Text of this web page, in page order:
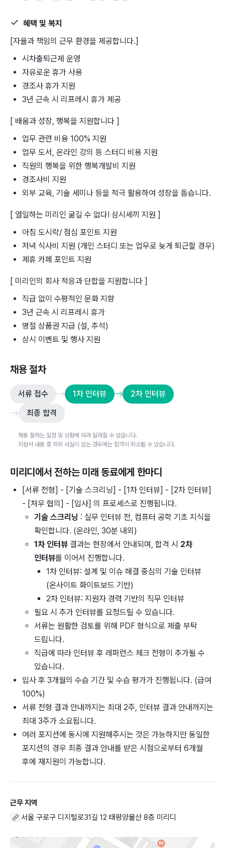
혜택 및 복지
[자율과 책임의 근무 환경을 제공합니다.]
시차출퇴근제 운영
자유로운 휴가 사용
경조사 휴가 지원
3년 근속 시 리프레시 휴가 제공
[ 배움과 성장, 행복을 지원합니다 ]
업무 관련 비용 100% 지원
업무 도서, 온라인 강의 등 스터디 비용 지원
직원의 행복을 위한 행복개발비 지원
경조사비 지원
외부 교육, 기술 세미나 등을 적극 활용하여 성장을 돕습니다.
[ 열일하는 미리인 굶길 수 없다! 삼시세끼 지원 ]
아침 도시락/ 점심 포인트 지원
저녁 식사비 지원 (개인 스터디 또는 업무로 늦게 퇴근할 경우)
제휴 카페 포인트 지원
[ 미리인의 회사 적응과 단합을 지원합니다 ]
직급 없이 수평적인 문화 지향
3년 근속 시 리프레시 휴가
명절 상품권 지급 (설, 추석)
상시 이벤트 및 행사 지원
채용 절차
서류 접수 1차 인터뷰
2차 인터뷰
최종 합격
채용 절차는 일정 및 상황에 따라 달라질 수 있습니다.
지원서 내용 중 허위 사실이 있는 경우에는 합격이 취소될 수 있습니다.
미리디에서 전하는 미래 동료에게 한마디
[서류 전형] - [기술 스크리닝] - [1차 인터뷰] - [2차 인터뷰]
- [처우 협의] - [입사] 의 프로세스로 진행됩니다.
기술 스크리닝 : 실무 인터뷰 전, 컴퓨터 공학 기초 지식을
확인합니다. (온라인, 30분 내외)
1차 인터뷰 결과는 현장에서 안내되며, 합격 시 2차
인터뷰를 이어서 진행합니다.
1차 인터뷰: 설계 및 이슈 해결 중심의 기술 인터뷰
(온사이트 화이트보드 기반)
2차 인터뷰: 지원자 경력 기반의 직무 인터뷰
필요 시 추가 인터뷰를 요청드릴 수 있습니다.
서류는 원활한 검토를 위해 PDF 형식으로 제출 부탁
드립니다.
직급에 따라 인터뷰 후 레퍼런스 체크 전형이 추가될 수
있습니다.
입사 후 3개월의 수습 기간 및 수습 평가가 진행됩니다. (급여
100%)
서류 전형 결과 안내까지는 최대 2주, 인터뷰 결과 안내까지는
최대 3주가 소요됩니다.
여러 포지션에 동시에 지원해주시는 것은 가능하지만 동일한
포지션의 경우 최종 결과 안내를 받은 시점으로부터 6개월
후에 재지원이 가능합니다.
근무 지역
서울 구로구 디지털로31길 12 태평양물산 8층 미리디